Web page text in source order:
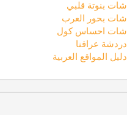
شات بنوتة قلبي
شات بحور العرب
شات احساس كول
دردشة عراقنا
دليل المواقع العربية